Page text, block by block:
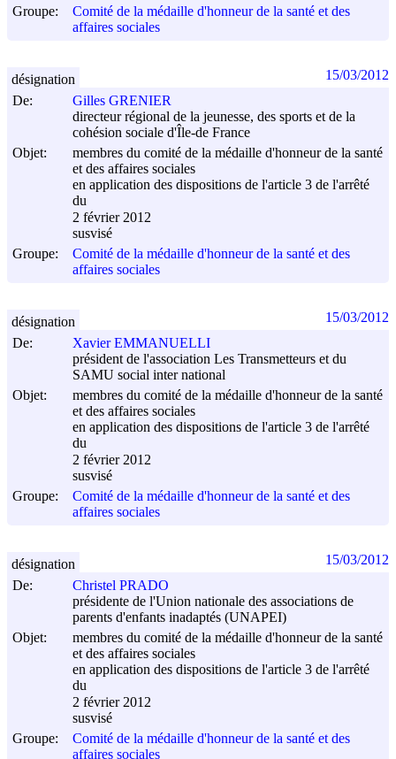
Groupe:
Comité de la médaille d'honneur de la santé et des
affaires sociales
De:
Gilles GRENIER
directeur régional de la jeunesse, des sports et de la
cohésion sociale d'Île-de France
Objet:
membres du comité de la médaille d'honneur de la santé
et des affaires sociales
en application des dispositions de l'article 3 de l'arrêté
du
2 février 2012
susvisé
Groupe:
Comité de la médaille d'honneur de la santé et des
affaires sociales
désignation 15/03/2012
De:
Xavier EMMANUELLI
président de l'association Les Transmetteurs et du
SAMU social inter national
Objet:
membres du comité de la médaille d'honneur de la santé
et des affaires sociales
en application des dispositions de l'article 3 de l'arrêté
du
2 février 2012
susvisé
Groupe:
Comité de la médaille d'honneur de la santé et des
affaires sociales
désignation 15/03/2012
De:
Christel PRADO
présidente de l'Union nationale des associations de
parents d'enfants inadaptés (UNAPEI)
Objet:
membres du comité de la médaille d'honneur de la santé
et des affaires sociales
en application des dispositions de l'article 3 de l'arrêté
du
2 février 2012
susvisé
Groupe:
Comité de la médaille d'honneur de la santé et des
affaires sociales
désignation 15/03/2012